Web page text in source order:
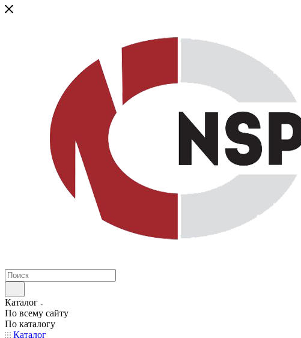
Каталог
По всему сайту
По каталогу
Каталог